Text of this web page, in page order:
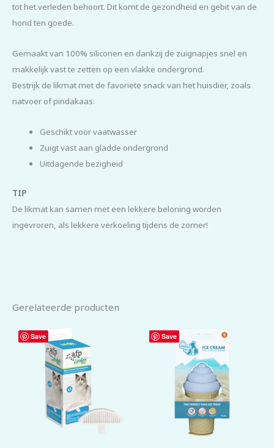
tot het verleden behoort. Dit komt de gezondheid en gebit van de
hond ten goede.
Gemaakt van 100% siliconen en dankzij de zuignapjes snel en
makkelijk vast te zetten op een vlakke ondergrond.
Bestrijk de likmat met de favoriete snack van het huisdier, zoals
natvoer of pindakaas.
Geschikt voor vaatwasser
Zuigt vast aan gladde ondergrond
Uitdagende bezigheid
TIP
De likmat kan samen met een lekkere beloning worden
ingevroren, als lekkere verkoeling tijdens de zomer!
Gerelateerde producten
Save Save